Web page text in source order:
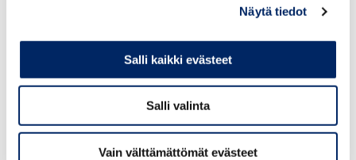
Näytä tiedot
Salli kaikki evästeet
Salli valinta
Vain välttämättömät evästeet
Indian Women Disrupting the Tech Industry
Panel Discussion
She is the Boss, She Loves Tech: How Indian
Women are Disrupting the Tech Industry?